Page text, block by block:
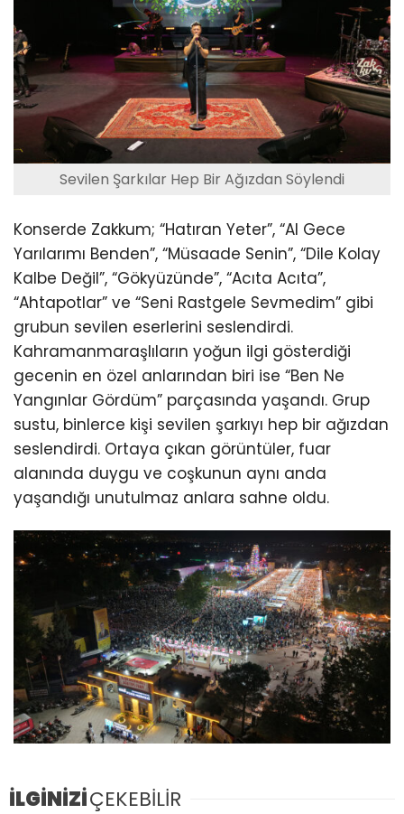
Sevilen Şarkılar Hep Bir Ağızdan Söylendi
Konserde Zakkum; “Hatıran Yeter”, “Al Gece
Yarılarımı Benden”, “Müsaade Senin”, “Dile Kolay
Kalbe Değil”, “Gökyüzünde”, “Acıta Acıta”,
“Ahtapotlar” ve “Seni Rastgele Sevmedim” gibi
grubun sevilen eserlerini seslendirdi.
Kahramanmaraşlıların yoğun ilgi gösterdiği
gecenin en özel anlarından biri ise “Ben Ne
Yangınlar Gördüm” parçasında yaşandı. Grup
sustu, binlerce kişi sevilen şarkıyı hep bir ağızdan
seslendirdi. Ortaya çıkan görüntüler, fuar
alanında duygu ve coşkunun aynı anda
yaşandığı unutulmaz anlara sahne oldu.
İLGİNİZİÇEKEBİLİR